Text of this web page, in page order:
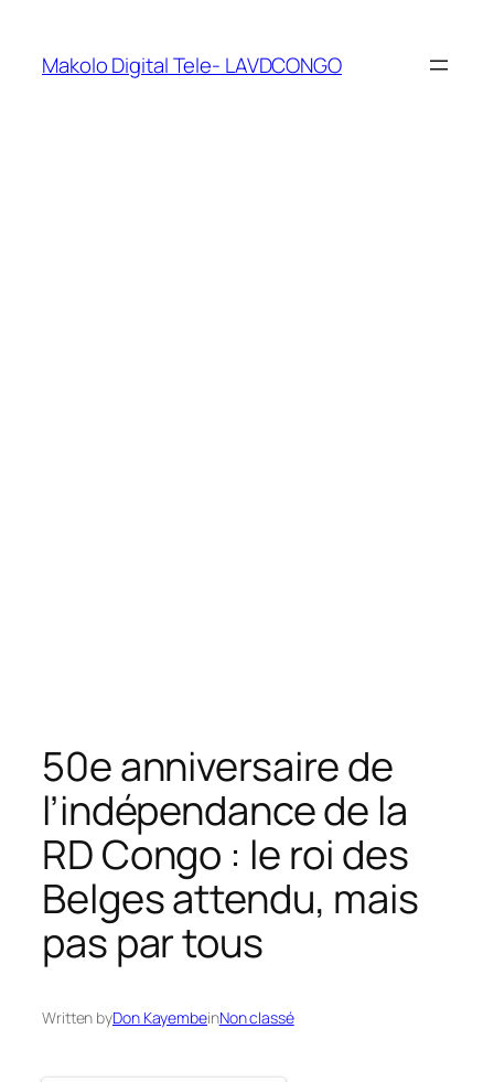
Makolo Digital Tele- LAVDCONGO
50e anniversaire de
l’indépendance de la
RD Congo : le roi des
Belges attendu, mais
pas par tous
Written byDon KayembeinNon classé